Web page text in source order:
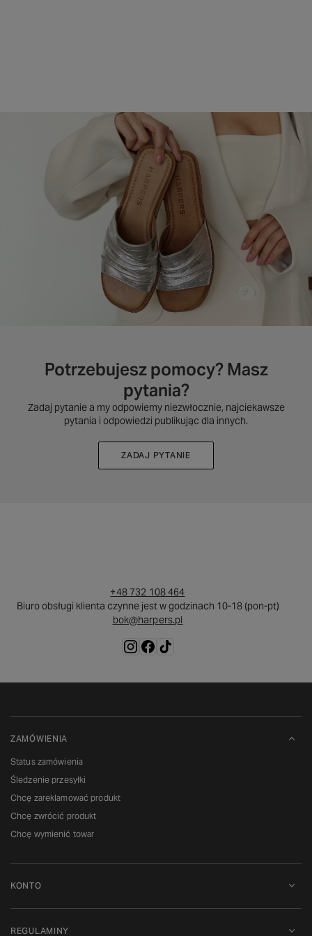
Potrzebujesz pomocy? Masz
pytania?
Zadaj pytanie a my odpowiemy niezwłocznie, najciekawsze
pytania i odpowiedzi publikując dla innych.
ZADAJ PYTANIE
+48 732 108 464
Biuro obsługi klienta czynne jest w godzinach 10-18 (pon-pt)
bok@harpers.pl
ZAMÓWIENIA
Status zamówienia
Śledzenie przesyłki
Chcę zareklamować produkt
Chcę zwrócić produkt
Chcę wymienić towar
KONTO
REGULAMINY